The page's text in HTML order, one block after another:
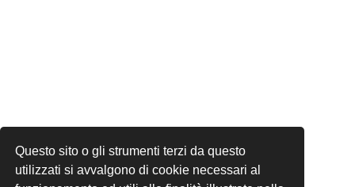
Questo sito o gli strumenti terzi da questo
utilizzati si avvalgono di cookie necessari al